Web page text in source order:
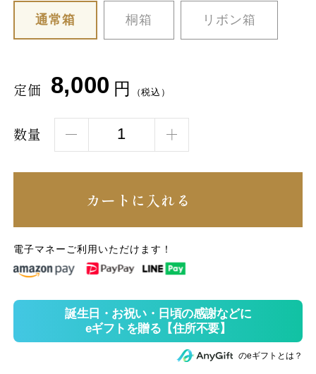
通常箱 桐箱 リボン箱
定価 8,000 円 （税込）
数量
カートに入れる
電子マネーご利用いただけます！
のeギフトとは？